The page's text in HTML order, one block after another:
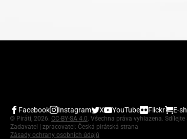
Facebook Instagram X YouTube Flickr E-
© Piráti, 2026. CC-BY-SA 4.0 . Všechna práva vyhlazena.
Zadavatel | zpracovatel: Česká pirátská strana
Zásady ochrany osobních údajů